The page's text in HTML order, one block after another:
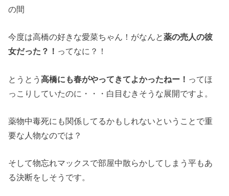
の間
今度は高橋の好きな愛菜ちゃん！がなんと薬の売人の彼
女だった？！ ってなに？！
とうとう高橋にも春がやってきてよかったねー！ ってほ
っこりしていたのに・・・白目むきそうな展開ですよ。
薬物中毒死にも関係してるかもしれないということで重
要な人物なのでは？
そして物忘れマックスで部屋中散らかしてしまう平もあ
る決断をしそうです。